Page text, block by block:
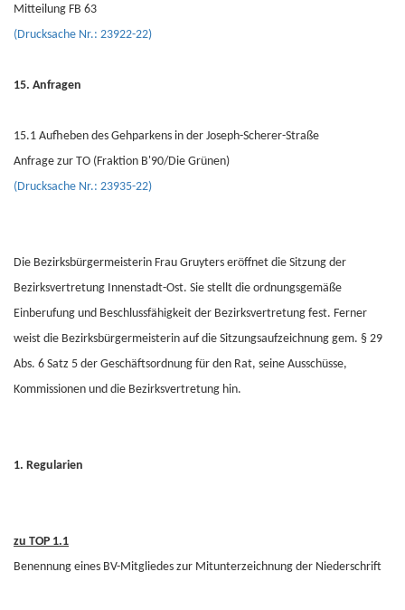
Mitteilung FB 63
(Drucksache Nr.: 23922-22)
15. Anfragen
15.1 Aufheben des Gehparkens in der Joseph-Scherer-Straße
Anfrage zur TO (Fraktion B'90/Die Grünen)
(Drucksache Nr.: 23935-22)
Die Bezirksbürgermeisterin Frau Gruyters eröffnet die Sitzung der
Bezirksvertretung Innenstadt-Ost. Sie stellt die ordnungsgemäße
Einberufung und Beschlussfähigkeit der Bezirksvertretung fest. Ferner
weist die Bezirksbürgermeisterin auf die Sitzungsaufzeichnung gem. § 29
Abs. 6 Satz 5 der Geschäftsordnung für den Rat, seine Ausschüsse,
Kommissionen und die Bezirksvertretung hin.
1. Regularien
zu TOP 1.1
Benennung eines BV-Mitgliedes zur Mitunterzeichnung der Niederschrift